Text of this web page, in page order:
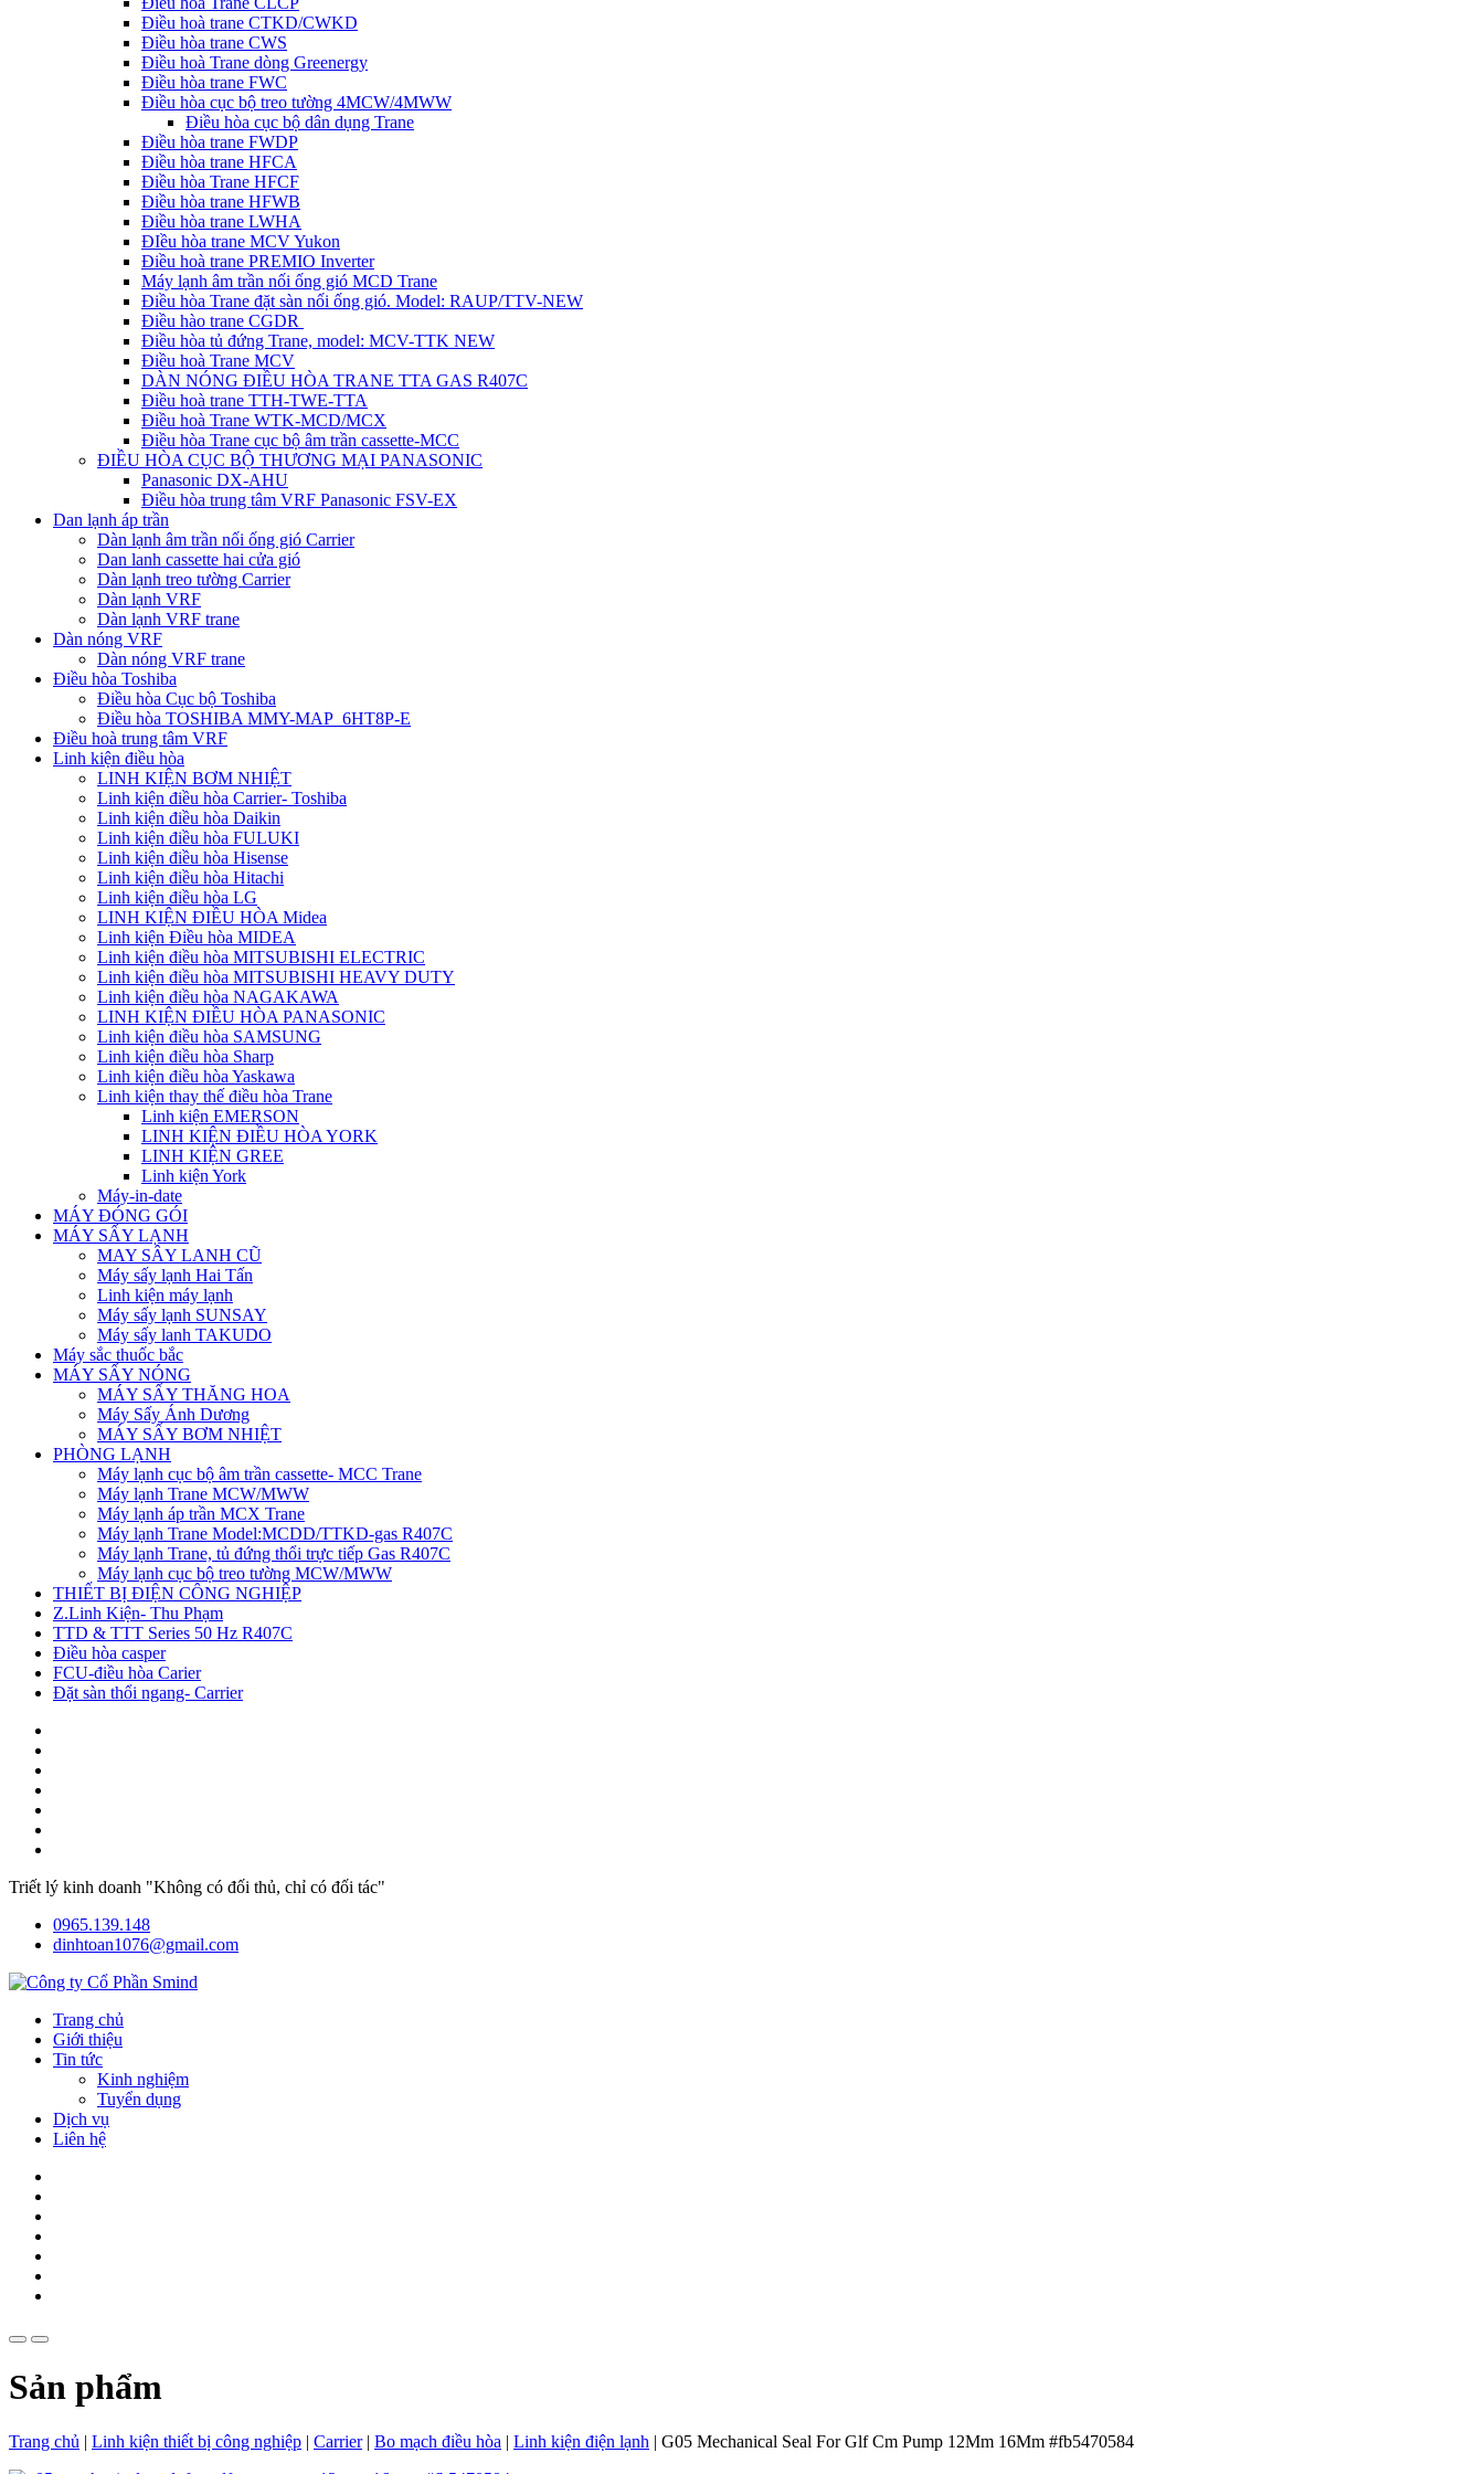
Điều hoà trane CTKD/CWKD
Điều hòa trane CWS
Điều hoà Trane dòng Greenergy
Điều hòa trane FWC
Điều hòa cục bộ treo tường 4MCW/4MWW
Điều hòa cục bộ dân dụng Trane
Điều hòa trane FWDP
Điều hòa trane HFCA
Điều hòa Trane HFCF
Điều hòa trane HFWB
Điều hòa trane LWHA
ĐIều hòa trane MCV Yukon
Điều hoà trane PREMIO Inverter
Máy lạnh âm trần nối ống gió MCD Trane
Điều hòa Trane đặt sàn nối ống gió. Model: RAUP/TTV-NEW
Điều hào trane CGDR
Điều hòa tủ đứng Trane, model: MCV-TTK NEW
Điều hoà Trane MCV
DÀN NÓNG ĐIỀU HÒA TRANE TTA GAS R407C
Điều hoà trane TTH-TWE-TTA
Điều hoà Trane WTK-MCD/MCX
Điều hòa Trane cục bộ âm trần cassette-MCC
ĐIỀU HÒA CỤC BỘ THƯƠNG MẠI PANASONIC
Panasonic DX-AHU
Điều hòa trung tâm VRF Panasonic FSV-EX
Dan lạnh áp trần
Dàn lạnh âm trần nối ống gió Carrier
Dan lanh cassette hai cửa gió
Dàn lạnh treo tường Carrier
Dàn lạnh VRF
Dàn lạnh VRF trane
Dàn nóng VRF
Dàn nóng VRF trane
Điều hòa Toshiba
Điều hòa Cục bộ Toshiba
Điều hòa TOSHIBA MMY-MAP_6HT8P-E
Điều hoà trung tâm VRF
Linh kiện điều hòa
LINH KIỆN BƠM NHIỆT
Linh kiện điều hòa Carrier- Toshiba
Linh kiện điều hòa Daikin
Linh kiện điều hòa FULUKI
Linh kiện điều hòa Hisense
Linh kiện điều hòa Hitachi
Linh kiện điều hòa LG
LINH KIỆN ĐIỀU HÒA Midea
Linh kiện Điều hòa MIDEA
Linh kiện điều hòa MITSUBISHI ELECTRIC
Linh kiện điều hòa MITSUBISHI HEAVY DUTY
Linh kiện điều hòa NAGAKAWA
LINH KIỆN ĐIỀU HÒA PANASONIC
Linh kiện điều hòa SAMSUNG
Linh kiện điều hòa Sharp
Linh kiện điều hòa Yaskawa
Linh kiện thay thế điều hòa Trane
Linh kiện EMERSON
LINH KIỆN ĐIỀU HÒA YORK
LINH KIỆN GREE
Linh kiện York
Máy-in-date
MÁY ĐÓNG GÓI
MÁY SẤY LẠNH
MAY SÂY LANH CŨ
Máy sấy lạnh Hai Tấn
Linh kiện máy lạnh
Máy sấy lạnh SUNSAY
Máy sấy lanh TAKUDO
Máy sắc thuốc bắc
MÁY SẤY NÓNG
MÁY SẤY THĂNG HOA
Máy Sấy Ánh Dương
MÁY SẤY BƠM NHIỆT
PHÒNG LẠNH
Máy lạnh cục bộ âm trần cassette- MCC Trane
Máy lạnh Trane MCW/MWW
Máy lạnh áp trần MCX Trane
Máy lạnh Trane Model:MCDD/TTKD-gas R407C
Máy lạnh Trane, tủ đứng thổi trực tiếp Gas R407C
Máy lạnh cục bộ treo tường MCW/MWW
THIẾT BỊ ĐIỆN CÔNG NGHIỆP
Z.Linh Kiện- Thu Phạm
TTD & TTT Series 50 Hz R407C
Điều hòa casper
FCU-điều hòa Carier
Đặt sàn thổi ngang- Carrier
Triết lý kinh doanh "Không có đối thủ, chỉ có đối tác"
0965.139.148
dinhtoan1076@gmail.com
Trang chủ
Giới thiệu
Tin tức
Kinh nghiệm
Tuyển dụng
Dịch vụ
Liên hệ
Sản phẩm
Trang chủ | Linh kiện thiết bị công nghiệp | Carrier| Bo mạch điều hòa | Linh kiện điện lạnh | G05 Mechanical Seal For Glf Cm Pump 12Mm 16Mm #fb5470584